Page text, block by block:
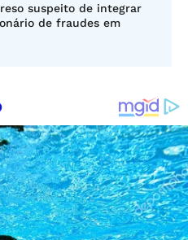
suspeito de integrar
de fraudes em